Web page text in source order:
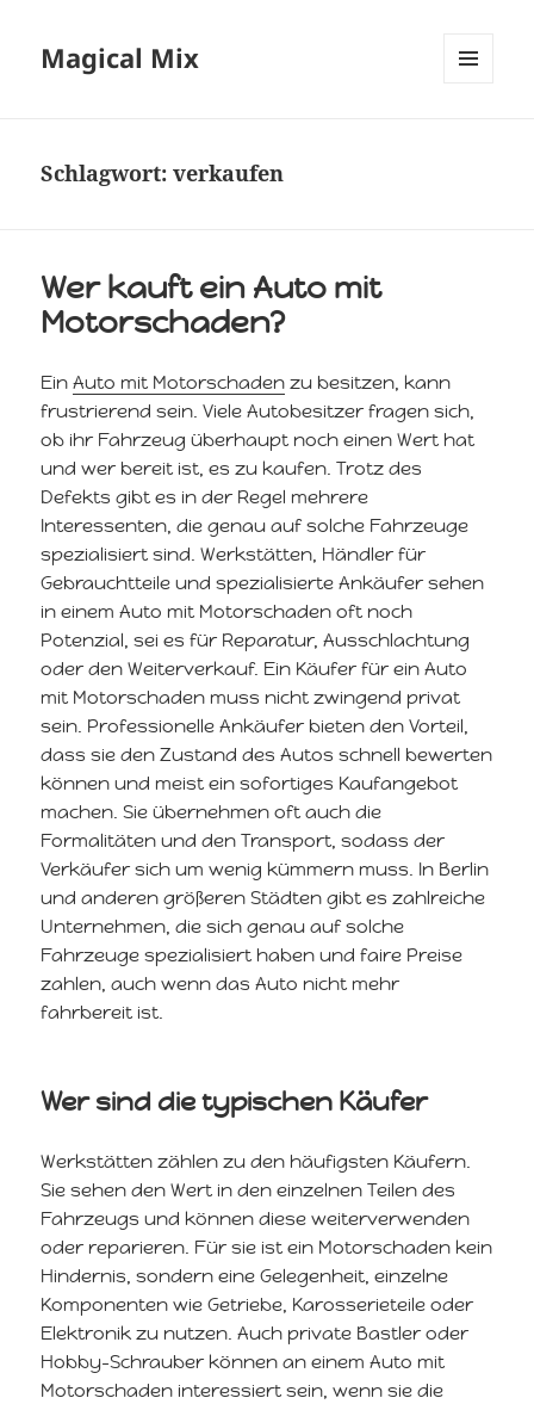
Magical Mix
Schlagwort:verkaufen
Wer kauft ein Auto mit
Motorschaden?
EinAuto mit Motorschaden zu besitzen, kann
frustrierend sein. Viele Autobesitzer fragen sich,
ob ihr Fahrzeug überhaupt noch einen Wert hat
und wer bereit ist, es zu kaufen. Trotz des
Defekts gibt es in der Regel mehrere
Interessenten, die genau auf solche Fahrzeuge
spezialisiert sind. Werkstätten, Händler für
Gebrauchtteile und spezialisierte Ankäufer sehen
in einem Auto mit Motorschaden oft noch
Potenzial, sei es für Reparatur, Ausschlachtung
oder den Weiterverkauf. Ein Käufer für ein Auto
mit Motorschaden muss nicht zwingend privat
sein. Professionelle Ankäufer bieten den Vorteil,
dass sie den Zustand des Autos schnell bewerten
können und meist ein sofortiges Kaufangebot
machen. Sie übernehmen oft auch die
Formalitäten und den Transport, sodass der
Verkäufer sich um wenig kümmern muss. In Berlin
und anderen größeren Städten gibt es zahlreiche
Unternehmen, die sich genau auf solche
Fahrzeuge spezialisiert haben und faire Preise
zahlen, auch wenn das Auto nicht mehr
fahrbereit ist.
Wer sind die typischen Käufer
Werkstätten zählen zu den häufigsten Käufern.
Sie sehen den Wert in den einzelnen Teilen des
Fahrzeugs und können diese weiterverwenden
oder reparieren. Für sie ist ein Motorschaden kein
Hindernis, sondern eine Gelegenheit, einzelne
Komponenten wie Getriebe, Karosserieteile oder
Elektronik zu nutzen. Auch private Bastler oder
Hobby-Schrauber können an einem Auto mit
Motorschaden interessiert sein, wenn sie die